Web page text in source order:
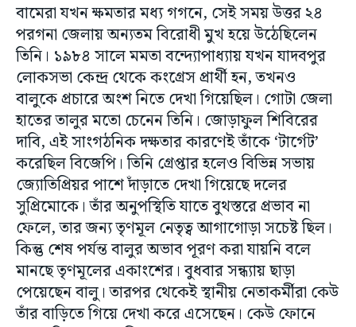
বামেরা যখন ক্ষমতার মধ্য গগনে, সেই সময় উত্তর ২৪
পরগনা জেলায় অন্যতম বিরোধী মুখ হয়ে উঠেছিলেন
তিনি। ১৯৮৪ সালে মমতা বন্দ্যোপাধ্যায় যখন যাদবপুর
লোকসভা কেন্দ্র থেকে কংগ্রেস প্রার্থী হন, তখনও
বালুকে প্রচারে অংশ নিতে দেখা গিয়েছিল। গোটা জেলা
হাতের তালুর মতো চেনেন তিনি। জোড়াফুল শিবিরের
দাবি, এই সাংগঠনিক দক্ষতার কারণেই তাঁকে ‘টার্গেট’
করেছিল বিজেপি। তিনি গ্রেপ্তার হলেও বিভিন্ন সভায়
জ্যোতিপ্রিয়র পাশে দাঁড়াতে দেখা গিয়েছে দলের
সুপ্রিমোকে। তাঁর অনুপস্থিতি যাতে বুথস্তরে প্রভাব না
ফেলে, তার জন্য তৃণমূল নেতৃত্ব আগাগোড়া সচেষ্ট ছিল।
কিন্তু শেষ পর্যন্ত বালুর অভাব পূরণ করা যায়নি বলে
মানছে তৃণমূলের একাংশের। বুধবার সন্ধ্যায় ছাড়া
পেয়েছেন বালু। তারপর থেকেই স্থানীয় নেতাকর্মীরা কেউ
তাঁর বাড়িতে গিয়ে দেখা করে এসেছেন। কেউ ফোনে